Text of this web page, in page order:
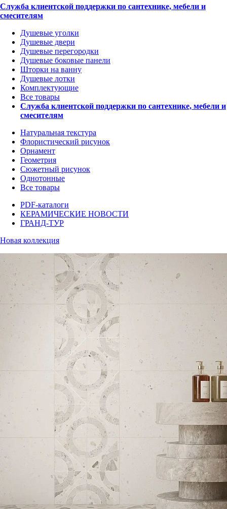
Служба клиентской поддержки по сантехнике, мебели и
смесителям
Душевые уголки
Душевые двери
Душевые перегородки
Душевые боковые панели
Шторки на ванну
Душевые лотки
Комплектующие
Все товары
Служба клиентской поддержки по сантехнике, мебели и
смесителям
Натуральная текстура
Флористический рисунок
Орнамент
Геометрия
Сюжетный рисунок
Однотонные
Все товары
PDF-каталоги
КЕРАМИЧЕСКИЕ НОВОСТИ
ГРАНД-ТУР
Новая коллекция